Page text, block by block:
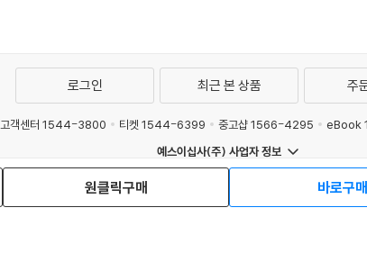
원클릭구매 바로구매
로그인 최근 본 상품 주
고객센터 1544-3800 티켓 1544-6399 중고샵 1566-4295
eBook
예스이십사(주) 사업자 정보
Copyright © YES24 Corp. All Rights Reserved.